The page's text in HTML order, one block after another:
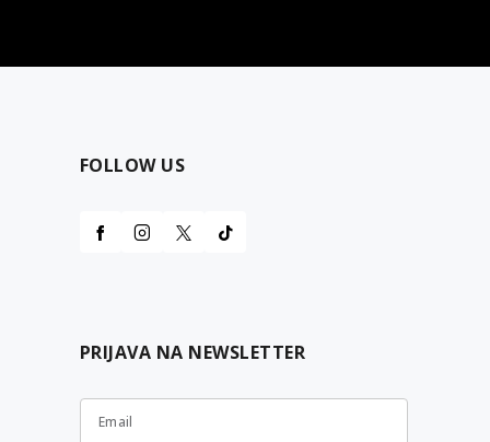
FOLLOW US
PRIJAVA NA NEWSLETTER
Email